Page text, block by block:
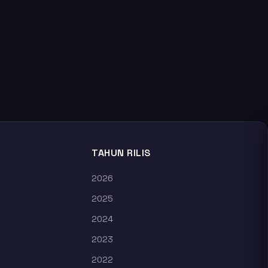
TAHUN RILIS
2026
2025
2024
2023
2022